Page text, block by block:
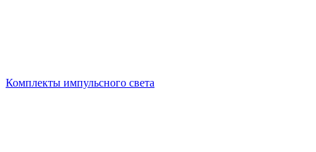
Комплекты импульсного света